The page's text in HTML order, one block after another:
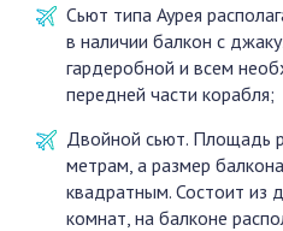
Сьют типа Аурея
в наличии балкон с
гардеробной и всем
передней части корабля;
Двойной сьют. Площадь
метрам, а размер
квадратным. Состоит из
комнат, на балконе